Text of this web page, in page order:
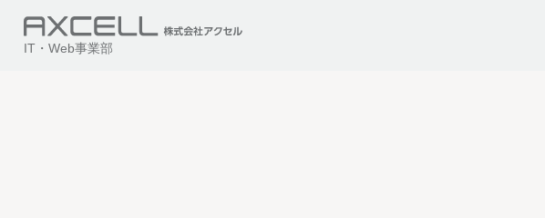
IT・Web事業部